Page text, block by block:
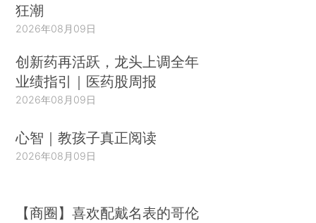
狂潮
2026年08月09日
创新药再活跃，龙头上调全年
业绩指引｜医药股周报
2026年08月09日
心智｜教孩子真正阅读
2026年08月09日
【商圈】喜欢配戴名表的哥伦